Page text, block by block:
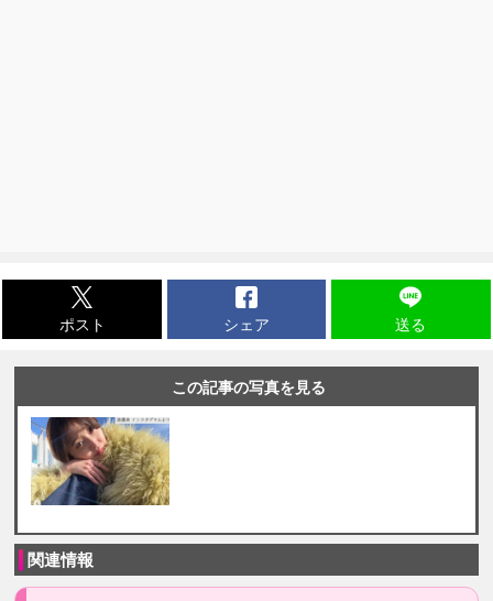
ポスト シェア 送る
この記事の写真を見る
関連情報